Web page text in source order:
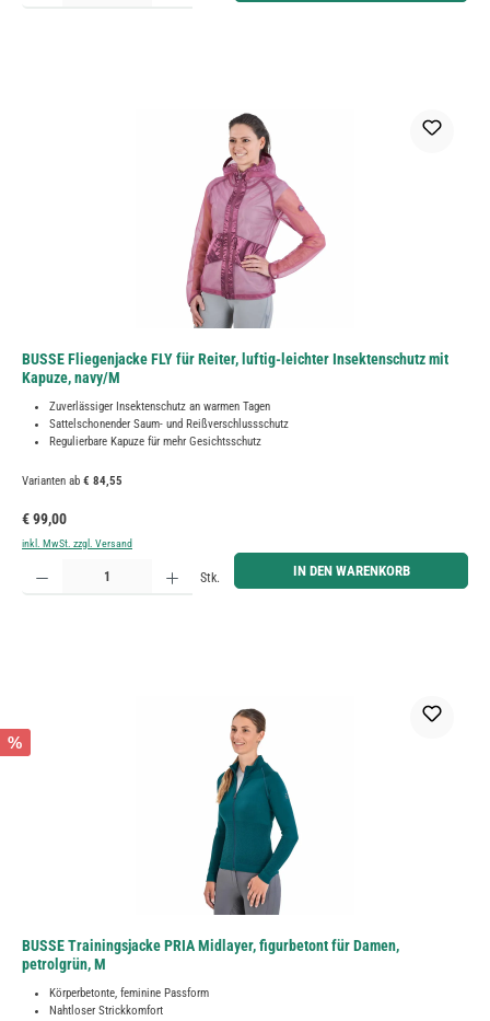
BUSSE Fliegenjacke FLY für Reiter, luftig-leichter Insektenschutz mit
Kapuze, navy/M
Zuverlässiger Insektenschutz an warmen Tagen
Sattelschonender Saum- und Reißverschlussschutz
Regulierbare Kapuze für mehr Gesichtsschutz
Varianten ab € 84,55
Regulärer Preis:
€ 99,00
inkl. MwSt. zzgl. Versand
Produkt Anzahl: Gib den gewünschten Wert ein oder benutze die Schaltflächen um die Anzahl zu
Stk. IN DEN WARENKORB
%
BUSSE Trainingsjacke PRIA Midlayer, figurbetont für Damen,
petrolgrün, M
Körperbetonte, feminine Passform
Nahtloser Strickkomfort